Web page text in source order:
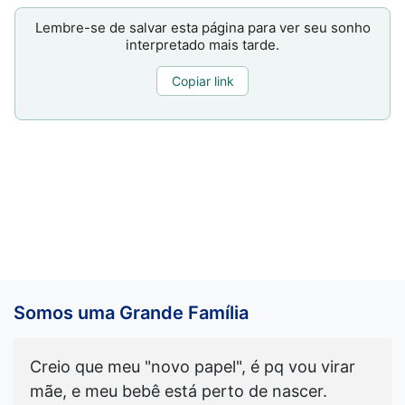
Lembre-se de salvar esta página para ver seu sonho
interpretado mais tarde.
Copiar link
Somos uma Grande Família
Creio que meu "novo papel", é pq vou virar
mãe, e meu bebê está perto de nascer.